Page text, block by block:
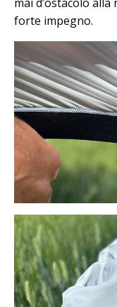
forte impegno.